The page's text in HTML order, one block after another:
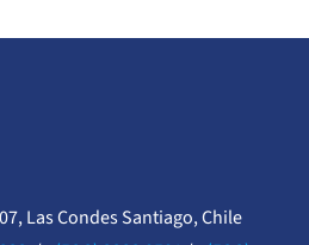
Las Condes Santiago, Chile